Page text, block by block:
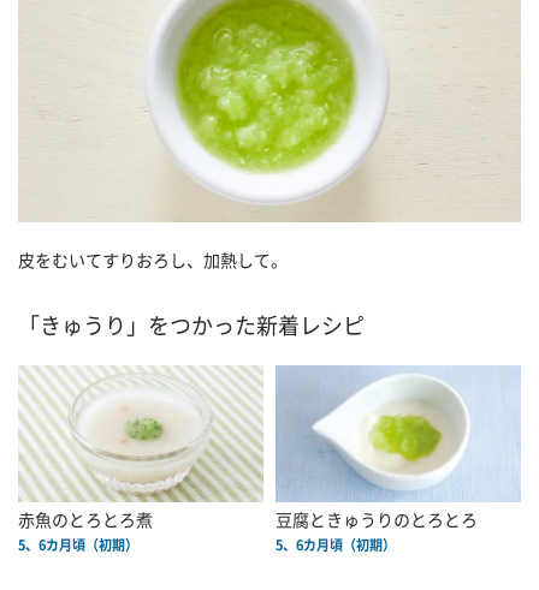
皮をむいてすりおろし、加熱して。
「きゅうり」をつかった新着レシピ
赤魚のとろとろ煮
5、6カ月頃（初期）
豆腐ときゅうりのとろとろ
5、6カ月頃（初期）